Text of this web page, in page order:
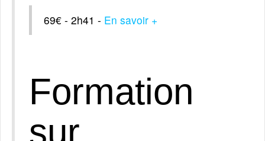
69€ - 2h41 - En savoir +
Formation
sur